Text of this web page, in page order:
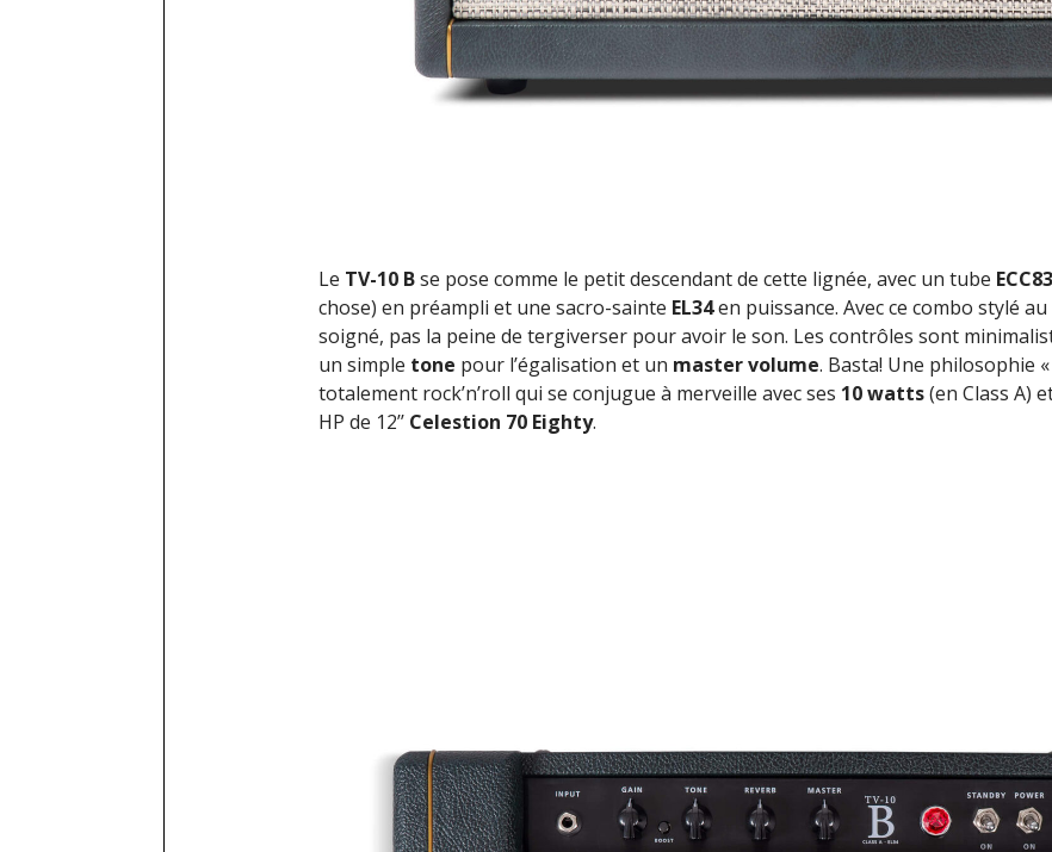
Le TV-10 Bse pose comme le petit descendant de cette lignée, avec un tube ECC83
chose) en préampli et une sacro-sainte EL34en puissance. Avec ce combo stylé
soigné, pas la peine de tergiverser pour avoir le son. Les contrôles sont
un simple tone pour l’égalisation et un master volume. Basta! Une philosophie
totalement rock’n’roll qui se conjugue à merveille avec ses 10 watts(en Class A)
HP de 12’’ Celestion 70 Eighty.